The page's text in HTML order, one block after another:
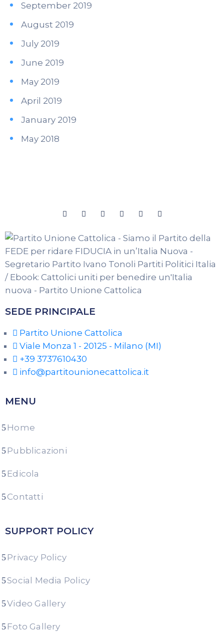
September 2019
August 2019
July 2019
June 2019
May 2019
April 2019
January 2019
May 2018
SEDE PRINCIPALE
Partito Unione Cattolica
Viale Monza 1 - 20125 - Milano (MI)
+39 3737610430
info@partitounionecattolica.it
MENU
Home
Pubblicazioni
Edicola
Contatti
SUPPORT POLICY
Privacy Policy
Social Media Policy
Video Gallery
Foto Gallery